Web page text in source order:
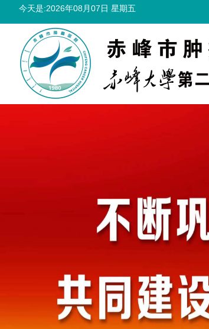
今天是:2026年08月07日 星期五